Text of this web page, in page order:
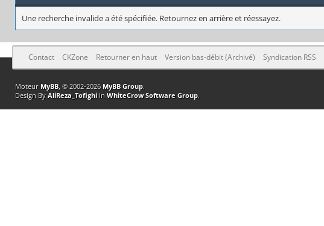
Une recherche invalide a été spécifiée. Retournez en arrière et réessayez.
Contact CKZone Retourner en haut Version bas-débit (Archivé) Syndication RSS
Moteur MyBB, © 2002-2026 MyBB Group.
Design By AliReza_TofighiIn WhiteCrow Software Group.